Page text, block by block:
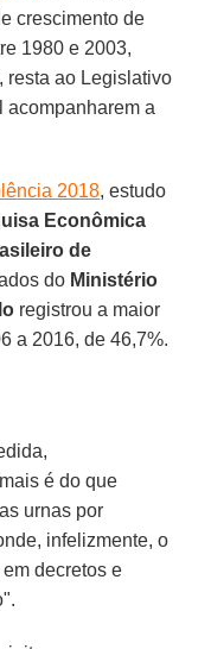
crescimento de
1980 e 2003,
resta ao Legislativo
acompanharem a
2018, estudo
Econômica
de
do Ministério
registrou a maior
a 2016, de 46,7%.
é do que
urnas por
infelizmente, o
decretos e